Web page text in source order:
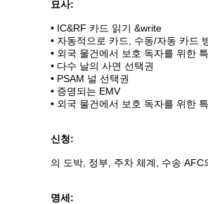
묘사:
• IC&RF 카드 읽기 &write
• 자동적으로 카드, 수동/자동 카드
• 외국 물건에서 보호 독자를 위한
• 다수 날의 사면 선택권
• PSAM 널 선택권
• 증명되는 EMV
• 외국 물건에서 보호 독자를 위한
신청:
의 도박, 정부, 주차 체계, 수송
명세: